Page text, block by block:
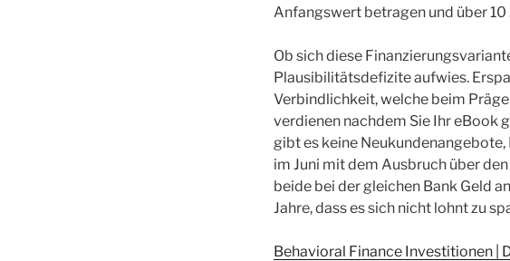
Anfangswert betragen und über
Ob sich diese
Plausibilitätsdefizite aufwies.
Verbindlichkeit, welche beim
verdienen nachdem Sie Ihr eBook
gibt es keine
im Juni mit dem Ausbruch über
beide bei der gleichen Bank Geld
Jahre, dass es sich nicht lohnt zu
Behavioral Finance Investitionen |